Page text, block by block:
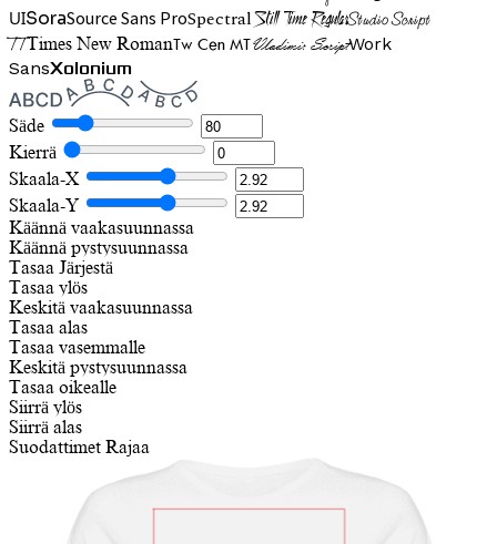
UISoraSource Sans ProSpectralStill Time RegularStudio Script
TTTimes New RomanTw Cen MTVladimir ScriptWork
SansXolonium
Säde
Kierrä
Skaala-X
Skaala-Y
Käännä vaakasuunnassa
Käännä pystysuunnassa
Tasaa Järjestä
Tasaa ylös
Keskitä vaakasuunnassa
Tasaa alas
Tasaa vasemmalle
Keskitä pystysuunnassa
Tasaa oikealle
Siirrä ylös
Siirrä alas
Suodattimet Rajaa